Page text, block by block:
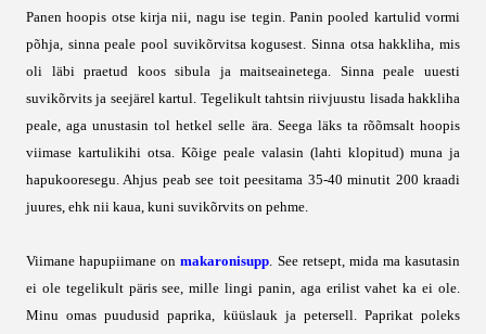
Panen hoopis otse kirja nii, nagu ise tegin. Panin pooled kartulid vormi
põhja, sinna peale pool suvikõrvitsa kogusest. Sinna otsa hakkliha, mis
oli läbi praetud koos sibula ja maitseainetega. Sinna peale uuesti
suvikõrvits ja seejärel kartul. Tegelikult tahtsin riivjuustu lisada hakkliha
peale, aga unustasin tol hetkel selle ära. Seega läks ta rõõmsalt hoopis
viimase kartulikihi otsa. Kõige peale valasin (lahti klopitud) muna ja
hapukooresegu. Ahjus peab see toit peesitama 35-40 minutit 200 kraadi
juures, ehk nii kaua, kuni suvikõrvits on pehme.
Viimane hapupiimane onmakaronisupp. See retsept, mida ma kasutasin
ei ole tegelikult päris see, mille lingi panin, aga erilist vahet ka ei ole.
Minu omas puudusid paprika, küüslauk ja petersell. Paprikat poleks